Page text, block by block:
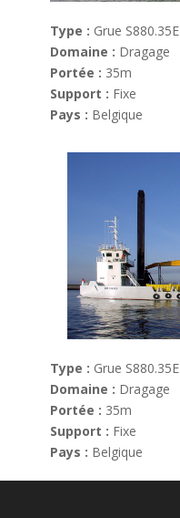
Type : Grue S880.35E
Domaine : Dragage
Portée : 35m
Support : Fixe
Pays : Belgique
Type : Grue S880.35E
Domaine : Dragage
Portée : 35m
Support : Fixe
Pays : Belgique